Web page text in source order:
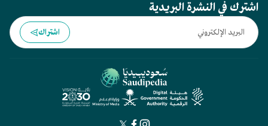
اشترك في النشرة البريدية
اشتراك